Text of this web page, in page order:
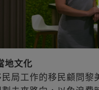
地文化
局工作的移民顧問